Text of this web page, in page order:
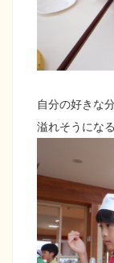
自分の好きな
溢れそうにな